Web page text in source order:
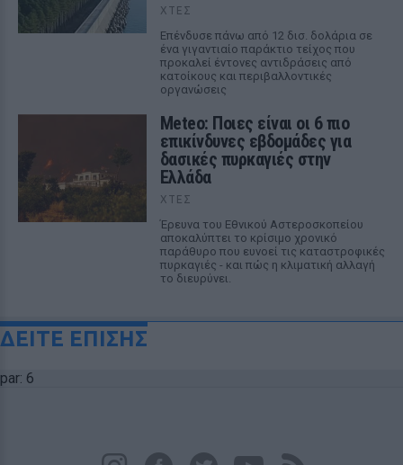
ΧΤΕΣ
Επένδυσε πάνω από 12 δισ. δολάρια σε
ένα γιγαντιαίο παράκτιο τείχος που
προκαλεί έντονες αντιδράσεις από
κατοίκους και περιβαλλοντικές
οργανώσεις
Meteo: Ποιες είναι οι 6 πιο
επικίνδυνες εβδομάδες για
δασικές πυρκαγιές στην
Ελλάδα
ΧΤΕΣ
Έρευνα του Εθνικού Αστεροσκοπείου
αποκαλύπτει το κρίσιμο χρονικό
παράθυρο που ευνοεί τις καταστροφικές
πυρκαγιές - και πώς η κλιματική αλλαγή
το διευρύνει.
ΔΕΙΤΕ ΕΠΙΣΗΣ
par: 6